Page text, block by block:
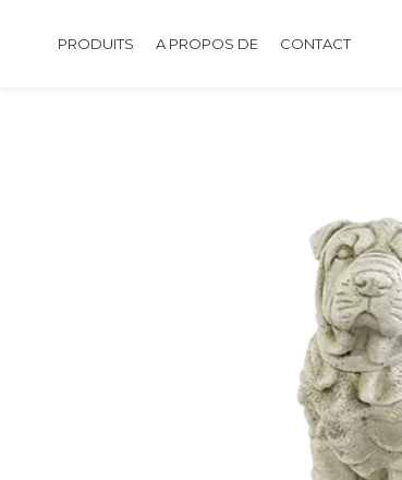
PRODUITS A PROPOS DE CONTACT